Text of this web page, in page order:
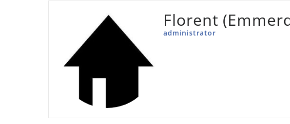
Florent
administrator